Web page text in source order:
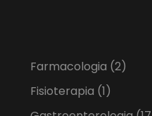
Farmacologia (2)
Fisioterapia (1)